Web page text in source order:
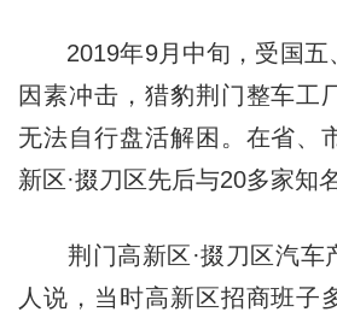
2019年9月中旬，受国五
因素冲击，猎豹荆门整车工
无法自行盘活解困。在省、
新区·掇刀区先后与20多家知
荆门高新区·掇刀区汽车
人说，当时高新区招商班子